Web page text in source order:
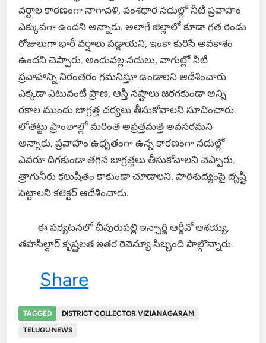
వర్షాల కారణంగా నాగావళి, వంశధార నదుల్లో నీటి ప్రవాహం
ఎక్కువగా ఉందని అన్నారు. అలాగే జిల్లాలో కూడా గత రెండు
రోజులుగా భారీ వర్షాలు పడ్డాయని, ఇంకా కురిసే అవకాశం
ఉందని చెప్పారు. అందువల్ల నదులు, వాగుల్లో నీటి
ప్రవాహాన్ని నిరంతరం గమనిస్తూ ఉండాలని ఆదేశించారు.
ఎక్కడా ఎటువంటి ప్రాణ, ఆస్తి నష్టాలు జరగకుండా అన్ని
రకాల ముందు జాగ్రత్త చర్యలు తీసుకోవాలని సూచించారు.
లోతట్టు ప్రాంతాల్లో మరింత అప్రత్తమత్త అవసరమని
అన్నారు. ప్రవాహం ఉధృతంగా ఉన్న కారణంగా నదుల్లో
ఎవరూ దిగకుండా తగిన జాగ్రత్తలు తీసుకోవాలని చెప్పారు.
త్రాగునీరు కలుషితం కాకుండా చూడాలని, పారిశుద్యంపై దృష్టి
పెట్టాలని కలెక్టర్ ఆదేశించారు.
ఈ పర్యటనలో చీపురుపల్లి ఇన్చార్జి ఆర్డీవో ఆశయ్య,
తహసీల్దార్ కృష్ణలత ఇతర రెవెన్యూ సిబ్బంది పాల్గొన్నారు.
Share
TAGGED
DISTRICT COLLECTOR VIZIANAGARAM
TELUGU NEWS